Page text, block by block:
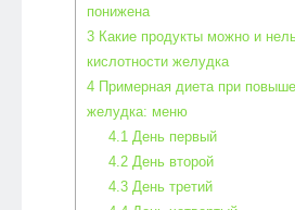
понижена
3Какие продукты можно и
кислотности желудка
4Примерная диета при
желудка: меню
4.1 День первый
4.2День второй
4.3День третий